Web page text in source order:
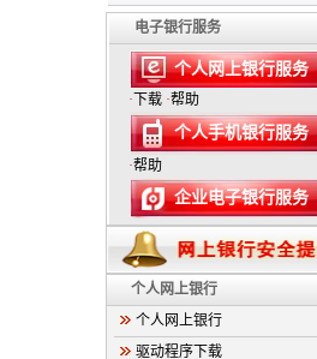
电子银行服务
个人网上银行服务
· 下载 ·帮助
个人手机银行服务
·帮助
企业电子银行服务
个人网上银行
个人网上银行
驱动程序下载